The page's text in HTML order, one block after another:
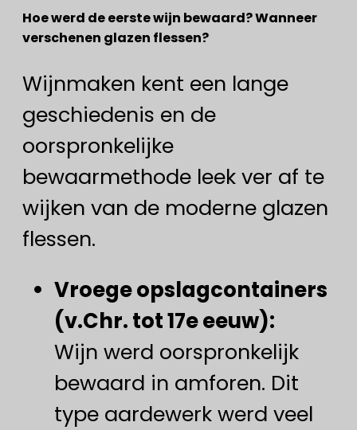
Hoe werd de eerste wijn bewaard? Wanneer
verschenen glazen flessen?
Wijnmaken kent een lange
geschiedenis en de
oorspronkelijke
bewaarmethode leek ver af te
wijken van de moderne glazen
flessen.
Vroege opslagcontainers
(v.Chr. tot 17e eeuw):
Wijn werd oorspronkelijk
bewaard in amforen. Dit
type aardewerk werd veel